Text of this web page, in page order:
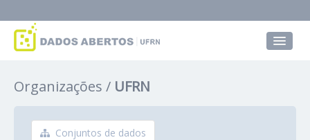
Grupos
Sobre
Organizações UFRN
Conjuntos de dados